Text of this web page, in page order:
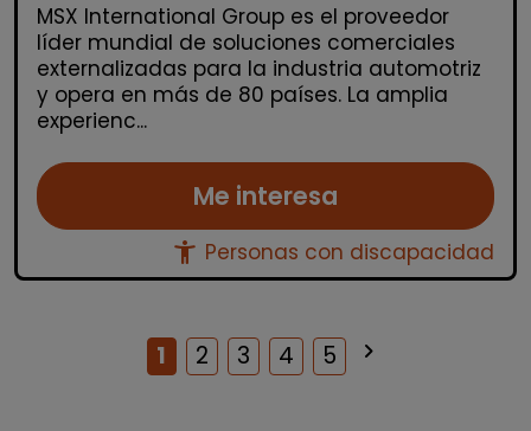
MSX International Group es el proveedor
líder mundial de soluciones comerciales
externalizadas para la industria automotriz
y opera en más de 80 países. La amplia
experienc...
Me interesa
accessibility_new Personas con discapacidad
1 2 3 4 5 keyboard_arrow_right